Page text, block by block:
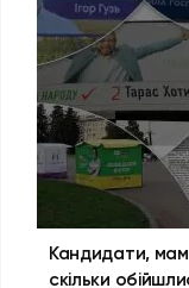
Кандидати,
скільки